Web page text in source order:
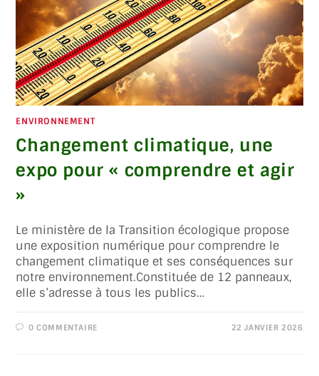
ENVIRONNEMENT
Changement climatique, une
expo pour « comprendre et agir
»
Le ministère de la Transition écologique propose
une exposition numérique pour comprendre le
changement climatique et ses conséquences sur
notre environnement.Constituée de 12 panneaux,
elle s’adresse à tous les publics…
0 COMMENTAIRE 22 JANVIER 2026